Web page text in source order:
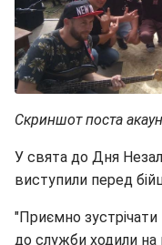
Скриншот поста
У свята до Дня
виступили перед
"Приємно зустрічати
до служби ходили на